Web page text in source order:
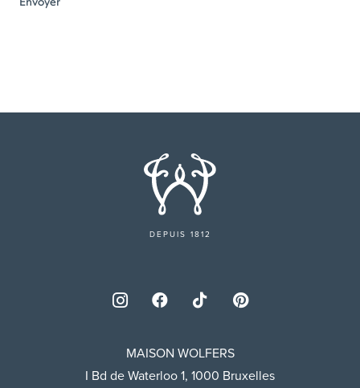
DEPUIS 1812
MAISON WOLFERS
I Bd de Waterloo 1, 1000 Bruxelles